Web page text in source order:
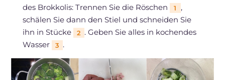
des Brokkolis: Trennen Sie die Röschen
1
,
schälen Sie dann den Stiel und schneiden Sie
ihn in Stücke
2 . Geben Sie alles in kochendes
Wasser
3 .